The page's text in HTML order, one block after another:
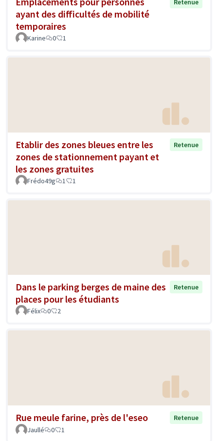
ayant des difficultés de mobilité
temporaires
Retenue
Karine 0 1
Etablir des zones bleues entre les
zones de stationnement payant et
les zones gratuites
Retenue
Frédo49g 1 1
Dans le parking berges de maine des
places pour les étudiants
Retenue
Félix 0 2
Rue meule farine, près de l'eseo
Retenue
Jaullé
0 1